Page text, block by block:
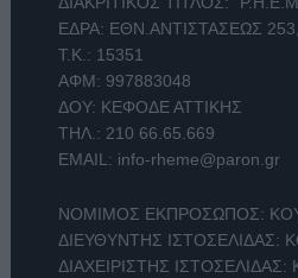
ΕΔΡΑ: ΕΘΝ.ΑΝΤΙΣΤΑΣΕΩΣ
Τ.Κ.: 15351
ΑΦΜ: 997883048
ΔΟΥ: ΚΕΦΟΔΕ ΑΤΤΙΚΗΣ
ΤΗΛ.: 210 66.65.669
EMAIL: info-rheme@paron.gr
ΝΟΜΙΜΟΣ ΕΚΠΡΟΣΩΠΟΣ:
ΔΙΕΥΘΥΝΤΗΣ ΙΣΤΟΣΕΛΙΔΑΣ:
ΔΙΑΧΕΙΡΙΣΤΗΣ